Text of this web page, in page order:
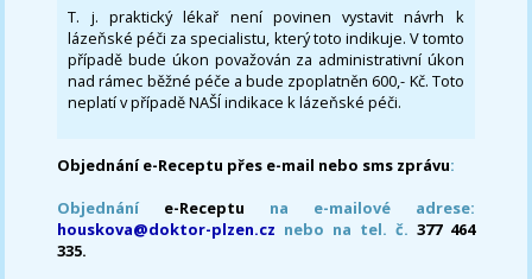
T. j. praktický lékař není povinen vystavit návrh k
lázeňské péči za specialistu, který toto indikuje. V tomto
případě bude úkon považován za administrativní úkon
nad rámec běžné péče a bude zpoplatněn 600,- Kč. Toto
neplatí v případě NAŠÍ indikace k lázeňské péči.
Objednání e-Receptu přes e-mail nebo sms zprávu:
Objednání e-Receptu na e-mailové adrese:
houskova@doktor-plzen.cz nebo na tel. č. 377 464
335.